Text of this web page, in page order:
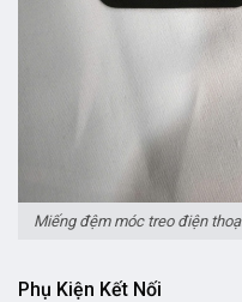
Miếng đệm móc treo điện
Phụ Kiện Kết Nối